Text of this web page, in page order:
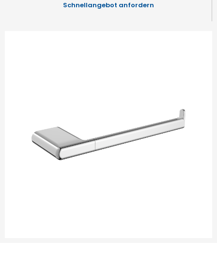
Schnellangebot anfordern